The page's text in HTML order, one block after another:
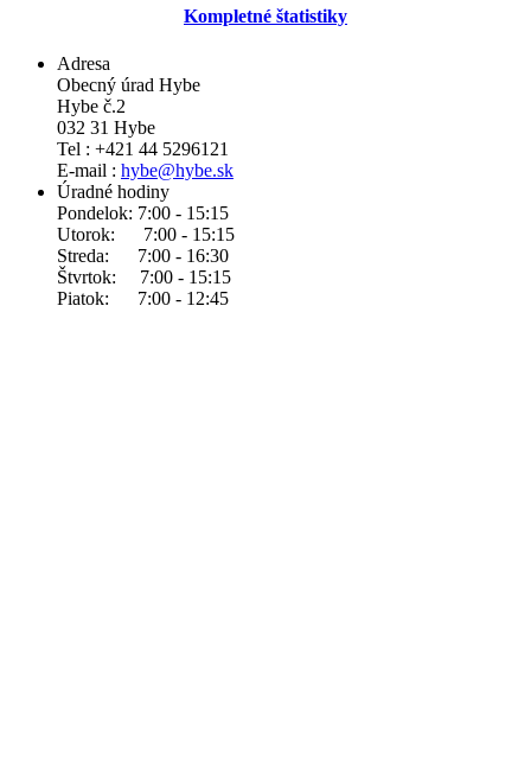
Kompletné štatistiky
Adresa
Obecný úrad Hybe
Hybe č.2
032 31 Hybe
Tel : +421 44 5296121
E-mail : hybe@hybe.sk
Úradné hodiny
Pondelok: 7:00 - 15:15
Utorok: 7:00 - 15:15
Streda: 7:00 - 16:30
Štvrtok: 7:00 - 15:15
Piatok: 7:00 - 12:45